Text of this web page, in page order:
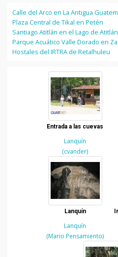
Calle del Arco en La Antigua
Plaza Central de Tikal en Petén
Santiago Atitlán en el Lago de Atitlán
Parque Acuático Valle Dorado en
Hostales del IRTRA de Retalhuleu
Entrada a las cuevas
Lanquín
(cvander)
Lanquín
Lanquín
(Mario Pensamiento)